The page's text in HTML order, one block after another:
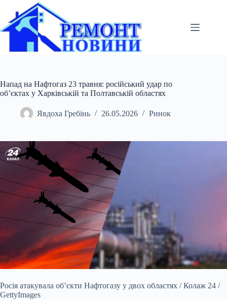
вмісту
Напад на Нафтогаз 23 травня: російський удар по
об’єктах у Харківській та Полтавській областях
Явдоха Гребінь 26.05.2026 Ринок
Росія атакувала об’єкти Нафтогазу у двох областях / Колаж 24 /
GettyImages